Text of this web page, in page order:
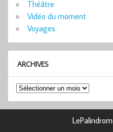
Théâtre
Vidéo du moment
Voyages
ARCHIVES
Archives